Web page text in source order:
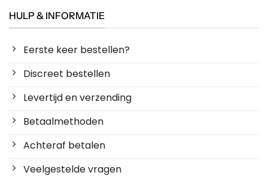
HULP & INFORMATIE
Eerste keer bestellen?
Discreet bestellen
Levertijd en verzending
Betaalmethoden
Achteraf betalen
Veelgestelde vragen